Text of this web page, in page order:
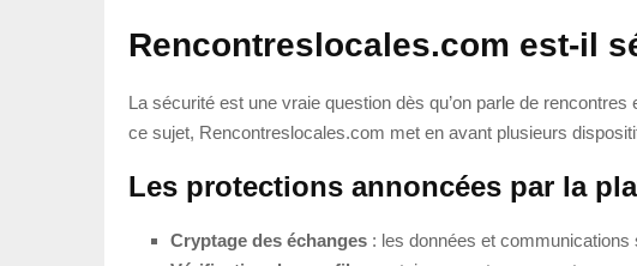
Rencontreslocales.com est-il
La sécurité est une vraie question dès qu’on parle de
ce sujet, Rencontreslocales.com met en avant plusieurs
Les protections annoncées par la
Cryptage des échanges : les données et